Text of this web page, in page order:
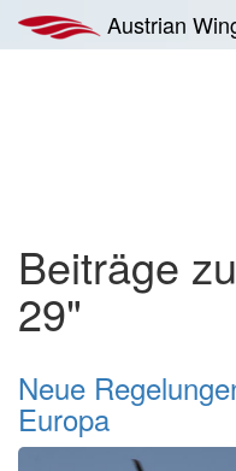
Inhalt
springen
Austrian
Beiträge
29"
Neue
Europa